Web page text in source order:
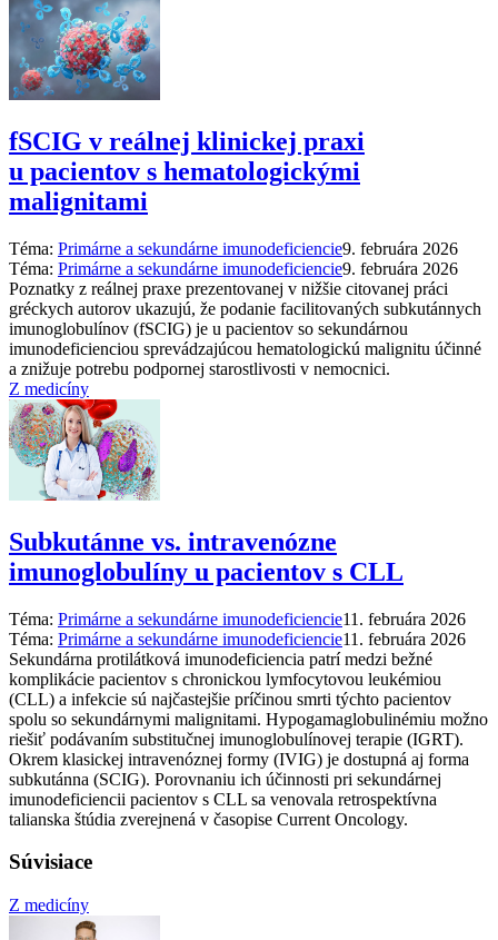
fSCIG v reálnej klinickej praxi
u pacientov s hematologickými
malignitami
Téma: Primárne a sekundárne imunodeficiencie9. februára 2026
Téma: Primárne a sekundárne imunodeficiencie9. februára 2026
Poznatky z reálnej praxe prezentovanej v nižšie citovanej práci
gréckych autorov ukazujú, že podanie facilitovaných subkutánnych
imunoglobulínov (fSCIG) je u pacientov so sekundárnou
imunodeficienciou sprevádzajúcou hematologickú malignitu účinné
a znižuje potrebu podpornej starostlivosti v nemocnici.
Z medicíny
Subkutánne vs. intravenózne
imunoglobulíny u pacientov s CLL
Téma: Primárne a sekundárne imunodeficiencie11. februára 2026
Téma: Primárne a sekundárne imunodeficiencie11. februára 2026
Sekundárna protilátková imunodeficiencia patrí medzi bežné
komplikácie pacientov s chronickou lymfocytovou leukémiou
(CLL) a infekcie sú najčastejšie príčinou smrti týchto pacientov
spolu so sekundárnymi malignitami. Hypogamaglobulinémiu možno
riešiť podávaním substitučnej imunoglobulínovej terapie (IGRT).
Okrem klasickej intravenóznej formy (IVIG) je dostupná aj forma
subkutánna (SCIG). Porovnaniu ich účinnosti pri sekundárnej
imunodeficiencii pacientov s CLL sa venovala retrospektívna
talianska štúdia zverejnená v časopise Current Oncology.
Súvisiace
Z medicíny